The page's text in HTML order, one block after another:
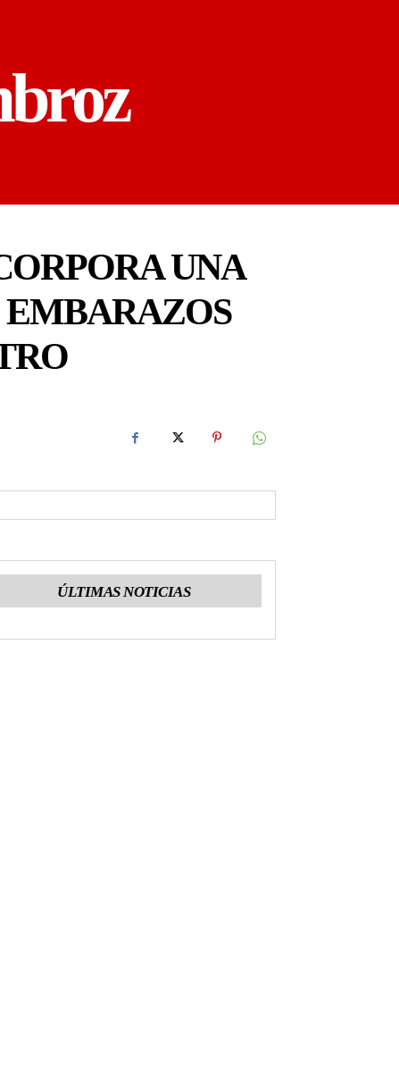
UNA
ÚLTIMAS NOTICIAS